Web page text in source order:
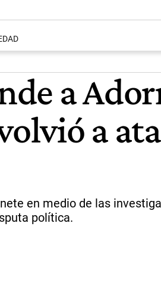
a
a
en medio de las
política.